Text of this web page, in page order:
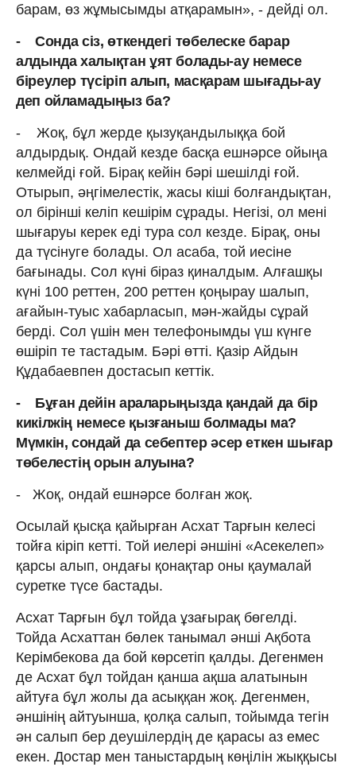
барам, өз жұмысымды атқарамын», - дейді ол.
- Сонда сіз, өткендегі төбелеске барар
алдында халықтан ұят болады-ау немесе
біреулер түсіріп алып, масқарам шығады-ау
деп ойламадыңыз ба?
- Жоқ, бұл жерде қызуқандылыққа бой
алдырдық. Ондай кезде басқа ешнәрсе ойыңа
келмейді ғой. Бірақ кейін бәрі шешілді ғой.
Отырып, әңгімелестік, жасы кіші болғандықтан,
ол бірінші келіп кешірім сұрады. Негізі, ол мені
шығаруы керек еді тура сол кезде. Бірақ, оны
да түсінуге болады. Ол асаба, той иесіне
бағынады. Сол күні біраз қиналдым. Алғашқы
күні 100 реттен, 200 реттен қоңырау шалып,
ағайын-туыс хабарласып, мән-жайды сұрай
берді. Сол үшін мен телефонымды үш күнге
өшіріп те тастадым. Бәрі өтті. Қазір Айдын
Құдабаевпен достасып кеттік.
- Бұған дейін араларыңызда қандай да бір
кикілжің немесе қызғаныш болмады ма?
Мүмкін, сондай да себептер әсер еткен шығар
төбелестің орын алуына?
- Жоқ, ондай ешнәрсе болған жоқ.
Осылай қысқа қайырған Асхат Тарғын келесі
тойға кіріп кетті. Той иелері әншіні «Асекелеп»
қарсы алып, ондағы қонақтар оны қаумалай
суретке түсе бастады.
Асхат Тарғын бұл тойда ұзағырақ бөгелді.
Тойда Асхаттан бөлек танымал әнші Ақбота
Керімбекова да бой көрсетіп қалды. Дегенмен
де Асхат бұл тойдан қанша ақша алатынын
айтуға бұл жолы да асыққан жоқ. Дегенмен,
әншінің айтуынша, қолқа салып, тойымда тегін
ән салып бер деушілердің де қарасы аз емес
екен. Достар мен таныстардың көңілін жыққысы